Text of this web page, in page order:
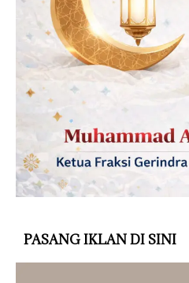
PASANG IKLAN DI SINI